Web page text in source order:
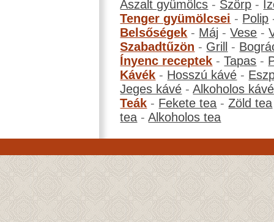
Aszalt gyümölcs - Szörp -
Tenger gyümölcsei - Polip
Belsőségek - Máj -Vese -
Szabadtűzön - Grill -
Ínyenc receptek -Tapas -
Kávék - Hosszú kávé -
Jeges kávé -Alkoholos kávé
Teák - Fekete tea -Zöld tea
tea -Alkoholos tea